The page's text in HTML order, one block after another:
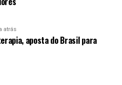
atrás
aposta do Brasil para